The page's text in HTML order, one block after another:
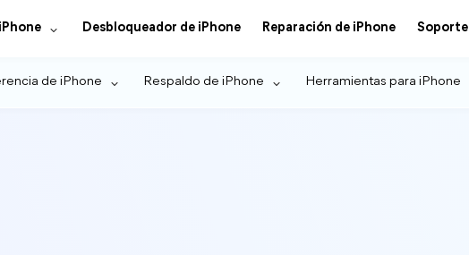
Desbloqueador de iPhone Reparación de iPhone Soporte
de iPhone Respaldo de iPhone Herramientas para iPhone